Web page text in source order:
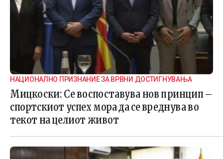
НАЦИОНАЛНО ПРИЗНАНИЕ ЗА ВРВНИ ДОСТИГНУВАЊА
Мицкоски: Се воспоставува нов принцип –
спортскиот успех мора да се вреднува во
текот на целиот живот